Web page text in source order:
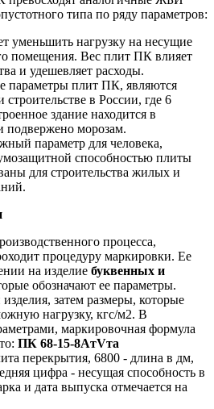
типа по ряду параметров:
уменьшить нагрузку на несущие
помещения. Вес плит ПК влияет
и удешевляет расходы.
параметры плит ПК, являются
в России, где 6
здание находится в
подвержено морозам.
параметр для человека,
способностью плиты
для строительства жилых и
процесса,
процедуру маркировки. Ее
на изделие буквенных и
обозначают ее параметры.
затем размеры, которые
нагрузку, кгс/м2. В
маркировочная формула
ПК 68-15-8AтVта
перекрытия, 6800 - длина в дм,
цифра - несущая способность в
и дата выпуска отмечается на